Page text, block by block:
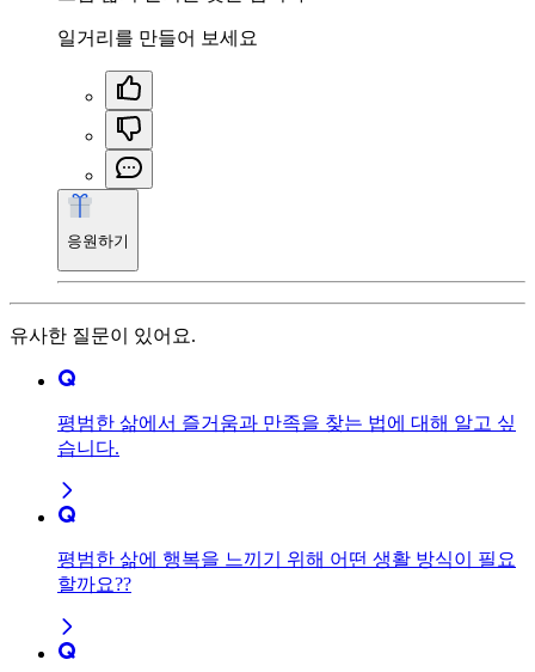
일거리를 만들어 보세요
응원하기
유사한 질문이 있어요.
평범한 삶에서 즐거움과 만족을 찾는 법에 대해 알고 싶
습니다.
평범한 삶에 행복을 느끼기 위해 어떤 생활 방식이 필요
할까요??